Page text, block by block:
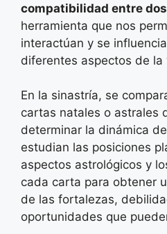
compatibilidad entre
herramienta que nos
interactúan y se
diferentes aspectos de la
En la sinastría, se
cartas natales o astrales
determinar la dinámica
estudian las posiciones
aspectos astrológicos y
cada carta para obtener
de las fortalezas,
oportunidades que